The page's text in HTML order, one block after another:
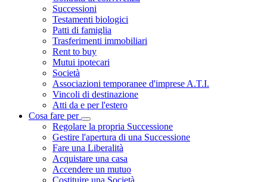
Successioni
Testamenti biologici
Patti di famiglia
Trasferimenti immobiliari
Rent to buy
Mutui ipotecari
Società
Associazioni temporanee d'imprese A.T.I.
Vincoli di destinazione
Atti da e per l'estero
Cosa fare per
Toggle Dropdown
Regolare la propria Successione
Gestire l'apertura di una Successione
Fare una Liberalità
Acquistare una casa
Accendere un mutuo